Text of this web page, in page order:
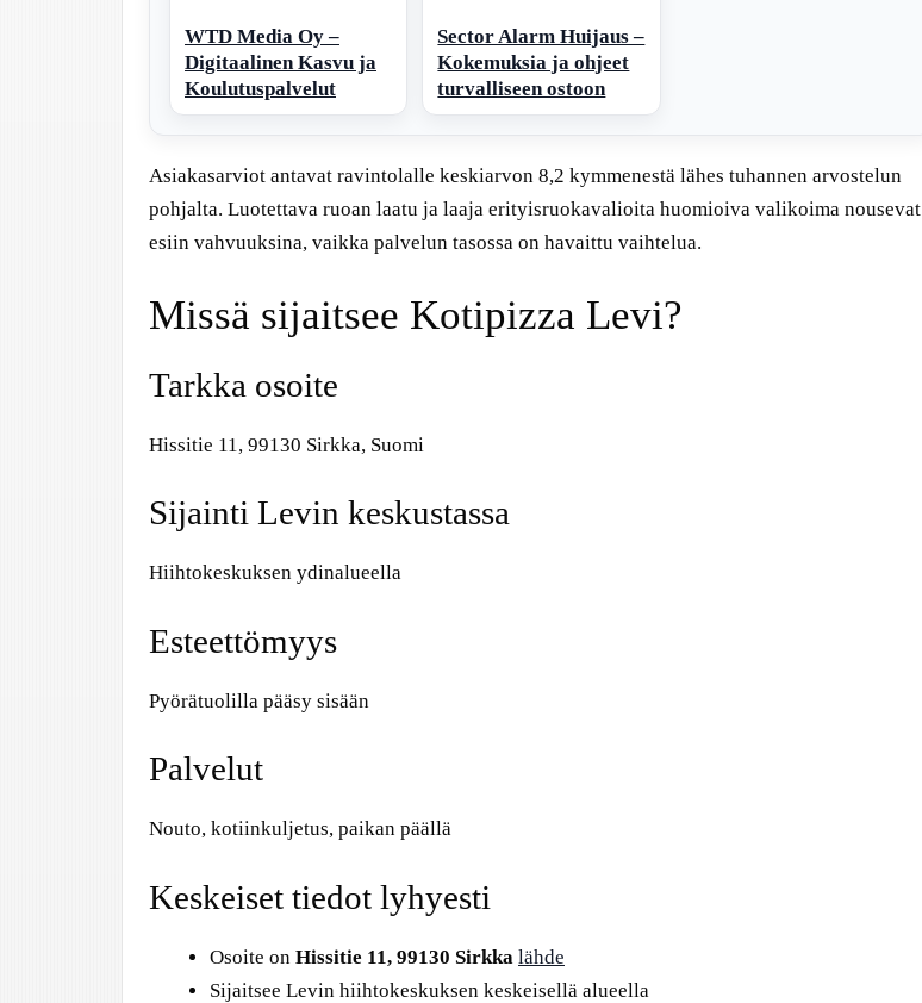
WTD Media Oy –
Digitaalinen Kasvu ja
Koulutuspalvelut
Sector Alarm Huijaus –
Kokemuksia ja ohjeet
turvalliseen ostoon
Asiakasarviot antavat ravintolalle keskiarvon 8,2 kymmenestä lähes tuhannen arvostelun
pohjalta. Luotettava ruoan laatu ja laaja erityisruokavalioita huomioiva valikoima nousevat
esiin vahvuuksina, vaikka palvelun tasossa on havaittu vaihtelua.
Missä sijaitsee Kotipizza Levi?
Tarkka osoite
Hissitie 11, 99130 Sirkka, Suomi
Sijainti Levin keskustassa
Hiihtokeskuksen ydinalueella
Esteettömyys
Pyörätuolilla pääsy sisään
Palvelut
Nouto, kotiinkuljetus, paikan päällä
Keskeiset tiedot lyhyesti
Osoite on Hissitie 11, 99130 Sirkka lähde
Sijaitsee Levin hiihtokeskuksen keskeisellä alueella